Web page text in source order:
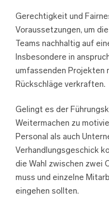
Gerechtigkeit und
Voraussetzungen, um
Teams nachhaltig auf
Insbesondere in
umfassenden Projekten
Rückschläge verkraften.
Gelingt es der
Weitermachen zu
Personal als auch
Verhandlungsgeschick
die Wahl zwischen zwei
muss und einzelne
eingehen sollten.